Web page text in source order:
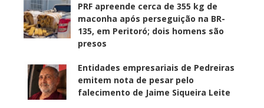
PRF apreende cerca de 355 kg de
maconha após perseguição na BR-
135, em Peritoró; dois homens são
presos
Entidades empresariais de Pedreiras
emitem nota de pesar pelo
falecimento de Jaime Siqueira Leite